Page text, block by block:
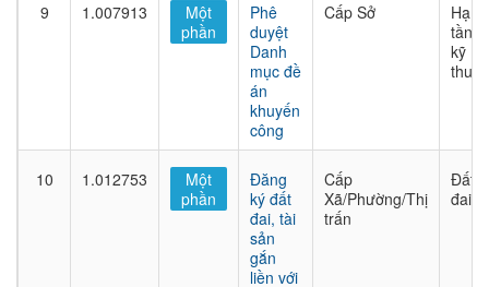
9 1.007913
Một
phần
Phê
duyệt
Danh
mục đề
án
khuyến
công
Cấp Sở
Hạ
tầng
kỹ
thuật
10 1.012753
Một
phần
Đăng
ký đất
đai, tài
sản
gắn
liền với
Cấp
Xã/Phường/Thị
trấn
Đất
đai